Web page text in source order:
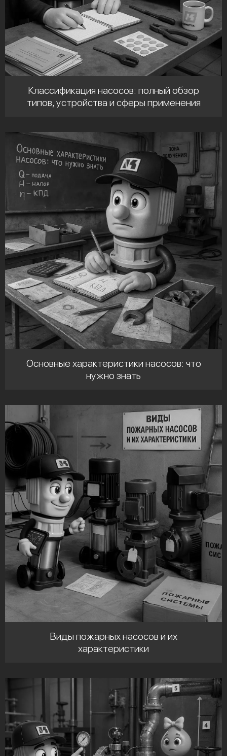
Классификация насосов: полный обзор
типов, устройства и сферы применения
Основные характеристики насосов: что
нужно знать
Виды пожарных насосов и их
характеристики